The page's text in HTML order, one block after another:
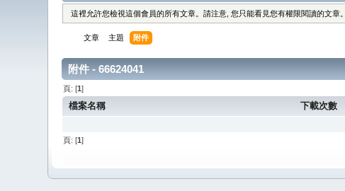
這裡允許您檢視這個會員的所有文章。請注意, 您只能看見您有權限閱讀的文章。
文章 主題 附件
附件 - 66624041
頁: [1]
檔案名稱 下載次數
頁: [1]